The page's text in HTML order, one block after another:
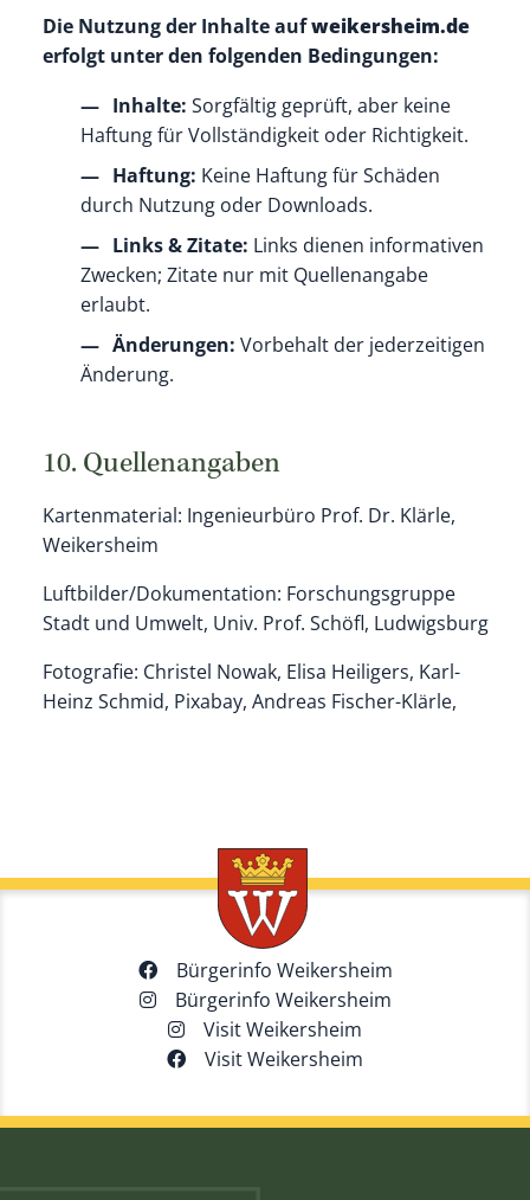
Die Nutzung der Inhalte aufweikersheim.de
erfolgt unter den folgenden Bedingungen:
Inhalte: Sorgfältig geprüft, aber keine
Haftung für Vollständigkeit oder Richtigkeit.
Haftung: Keine Haftung für Schäden
durch Nutzung oder Downloads.
Links & Zitate: Links dienen informativen
Zwecken; Zitate nur mit Quellenangabe
erlaubt.
Änderungen: Vorbehalt der jederzeitigen
Änderung.
10. Quellenangaben
Kartenmaterial: Ingenieurbüro Prof. Dr. Klärle,
Weikersheim
Luftbilder/Dokumentation: Forschungsgruppe
Stadt und Umwelt, Univ. Prof. Schöfl, Ludwigsburg
Fotografie: Christel Nowak, Elisa Heiligers, Karl-
Heinz Schmid, Pixabay, Andreas Fischer-Klärle,
Bürgerinfo Weikersheim
Bürgerinfo Weikersheim
Visit Weikersheim
Visit Weikersheim